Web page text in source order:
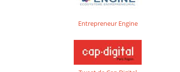
Entrepreneur Engine